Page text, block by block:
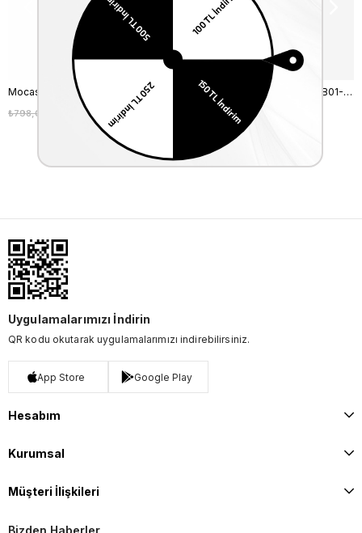
Mocassini Erkek Çorap M1008U
₺599,00
₺798,00
Kemal Tanca Erkek Çorap ERB01-KT
₺499,00
₺598,00
Son Baktığınız Ürünler
Uygulamalarımızı İndirin
QR kodu okutarak uygulamalarımızı indirebilirsiniz.
App Store Google Play
Hesabım
Kurumsal
Müşteri İlişkileri
Bizden Haberler